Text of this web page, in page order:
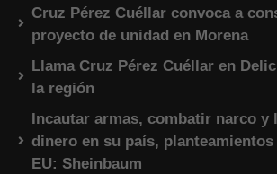
Cruz Pérez Cuéllar convoca a
proyecto de unidad en Morena
Llama Cruz Pérez Cuéllar en
la región
Incautar armas, combatir narco y
dinero en su país,
EU: Sheinbaum